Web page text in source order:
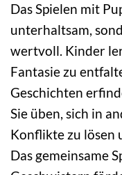
Das Spielen mit
unterhaltsam,
wertvoll. Kinder
Fantasie zu
Geschichten
Sie üben, sich in
Konflikte zu lösen
Das gemeinsame